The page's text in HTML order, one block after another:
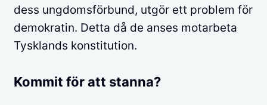
dess ungdomsförbund, utgör ett problem för
demokratin. Detta då de anses motarbeta
Tysklands konstitution.
Kommit för att stanna?